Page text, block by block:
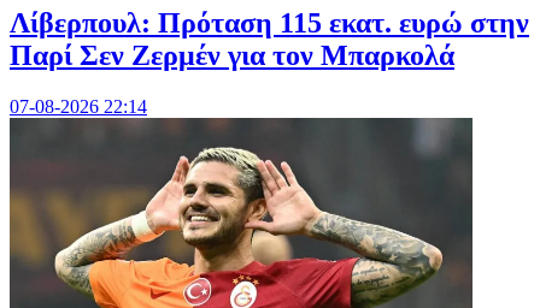
Λίβερπουλ: Πρόταση 115 εκατ. ευρώ στην
Παρί Σεν Ζερμέν για τον Μπαρκολά
07-08-2026 22:14